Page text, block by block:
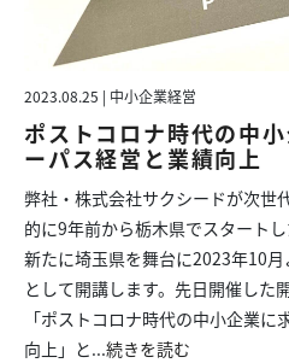
2023.08.25 | 中小企業経営
ポストコロナ時代の中
ーパス経営と業績向上
弊社・株式会社サクシードが次世
的に9年前から栃木県でスタート
新たに埼玉県を舞台に2023年10月
として開講します。先日開催した
「ポストコロナ時代の中小企業
向上」と...続きを読む